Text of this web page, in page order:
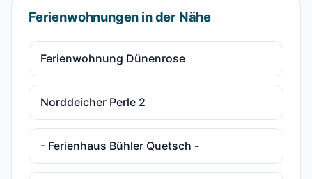
Ferienwohnungen in der Nähe
Ferienwohnung Dünenrose
Norddeicher Perle 2
- Ferienhaus Bühler Quetsch -